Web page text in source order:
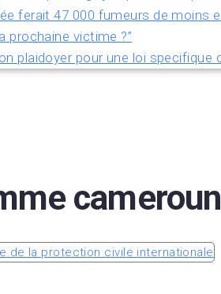
ferait 47 000 fumeurs de moins
prochaine victime ?”
plaidoyer pour une loi specifique